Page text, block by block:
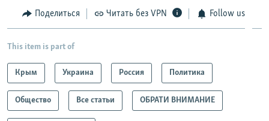
Поделиться Читать без VPN Follow us
This item is part of
Крым Украина Россия Политика
Общество Все статьи ОБРАТИ ВНИМАНИЕ